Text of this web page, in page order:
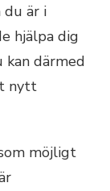
är i
hjälpa dig
kan därmed
nytt
möjligt